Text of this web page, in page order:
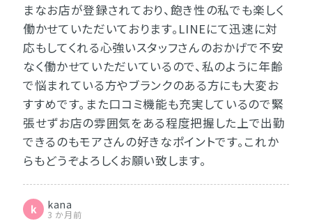
まなお店が登録されており、飽き性の私でも楽しく
働かせていただいております。LINEにて迅速に対
応もしてくれる心強いスタッフさんのおかげで不安
なく働かせていただいているので、私のように年齢
で悩まれている方やブランクのある方にも大変お
すすめです。また口コミ機能も充実しているので緊
張せずお店の雰囲気をある程度把握した上で出勤
できるのもモアさんの好きなポイントです。これか
らもどうぞよろしくお願い致します。
k kana
3 か月前